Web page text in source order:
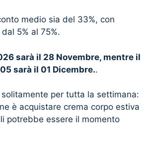
medio sia del 33%, con
5% al 75%.
sarà il 28 Novembre, mentre il
sarà il 01 Dicembre..
per tutta la settimana:
è acquistare crema corpo estiva
potrebbe essere il momento